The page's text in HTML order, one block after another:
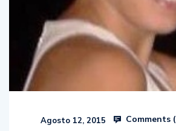
Agosto 12, 2015 Comments (